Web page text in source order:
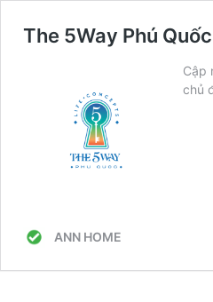
The 5Way Phú
Cập
chủ
ANN HOME